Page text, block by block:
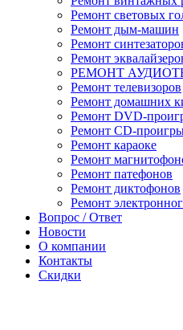
Ремонт световых
Ремонт дым-машин
Ремонт
Ремонт
РЕМОНТ
Ремонт телевизоров
Ремонт домашних
Ремонт DVD-
Ремонт CD-
Ремонт караоке
Ремонт
Ремонт патефонов
Ремонт диктофонов
Ремонт
Вопрос / Ответ
Новости
О компании
Контакты
Скидки